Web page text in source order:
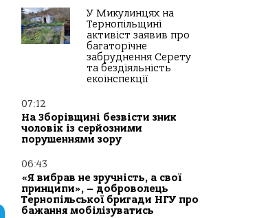
У Микулинцях на
Тернопільщині
активіст заявив про
багаторічне
забруднення Серету
та бездіяльність
екоінспекції
07:12
На Зборівщині безвісти зник
чоловік із серйозними
порушеннями зору
06:43
«Я вибрав не зручність, а свої
принципи», – доброволець
Тернопільської бригади НГУ про
бажання мобілізуватись